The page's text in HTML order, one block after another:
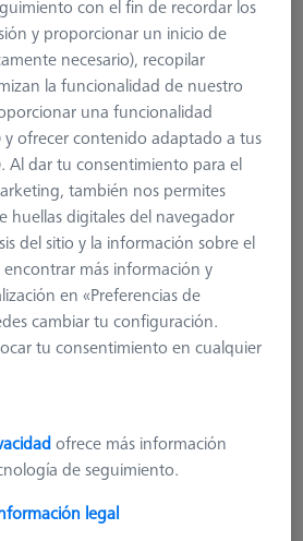
Sensor Rack Duplex
Aluminum
Store
con el fin de recordar los
y proporcionar un inicio de
necesario), recopilar
la funcionalidad de nuestro
una funcionalidad
ofrecer contenido adaptado a tus
Al dar tu consentimiento para el
también nos permites
huellas digitales del navegador
del sitio y la información sobre el
más información y
en «Preferencias de
cambiar tu configuración.
tu consentimiento en cualquier
ofrece más información
de seguimiento.
legal